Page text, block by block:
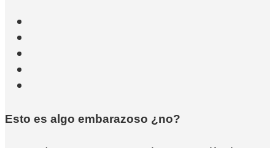
Esto es algo embarazoso ¿no?